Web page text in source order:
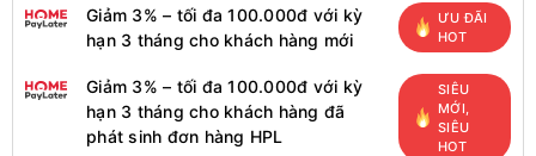
Giảm 3% – tối đa 100.000đ với kỳ
hạn 3 tháng cho khách hàng mới
ƯU ĐÃI
HOT
Giảm 3% – tối đa 100.000đ với kỳ
hạn 3 tháng cho khách hàng đã
phát sinh đơn hàng HPL
SIÊU
MỚI,
SIÊU
HOT